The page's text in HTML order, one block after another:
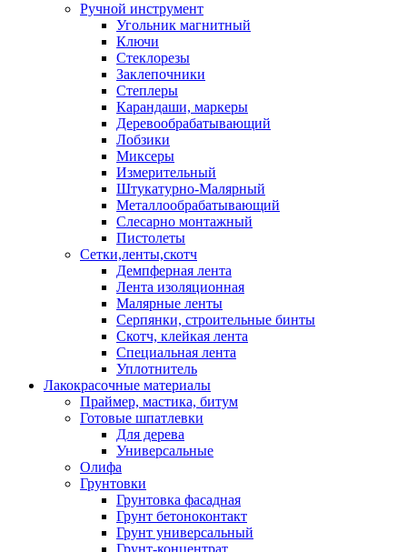
Ручной инструмент
Угольник магнитный
Ключи
Стеклорезы
Заклепочники
Степлеры
Карандаши, маркеры
Деревообрабатывающий
Лобзики
Миксеры
Измерительный
Штукатурно-Малярный
Металлообрабатывающий
Слесарно монтажный
Пистолеты
Сетки,ленты,скотч
Демпферная лента
Лента изоляционная
Малярные ленты
Серпянки, строительные бинты
Скотч, клейкая лента
Специальная лента
Уплотнитель
Лакокрасочные материалы
Праймер, мастика, битум
Готовые шпатлевки
Для дерева
Универсальные
Олифа
Грунтовки
Грунтовка фасадная
Грунт бетоноконтакт
Грунт универсальный